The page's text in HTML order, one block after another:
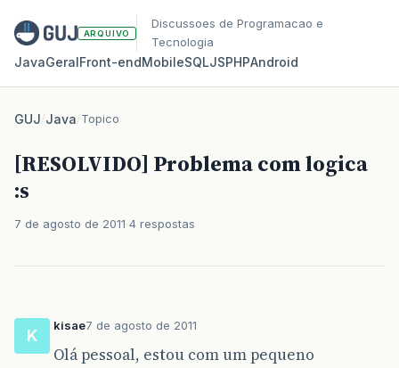
ARQUIVO
Discussoes de Programacao e
Tecnologia
JavaGeralFront‑endMobileSQLJSPHPAndroid
GUJ/Java/Topico
[RESOLVIDO] Problema com logica
:s
7 de agosto de 2011 4 respostas
K
kisae7 de agosto de 2011
Olá pessoal, estou com um pequeno